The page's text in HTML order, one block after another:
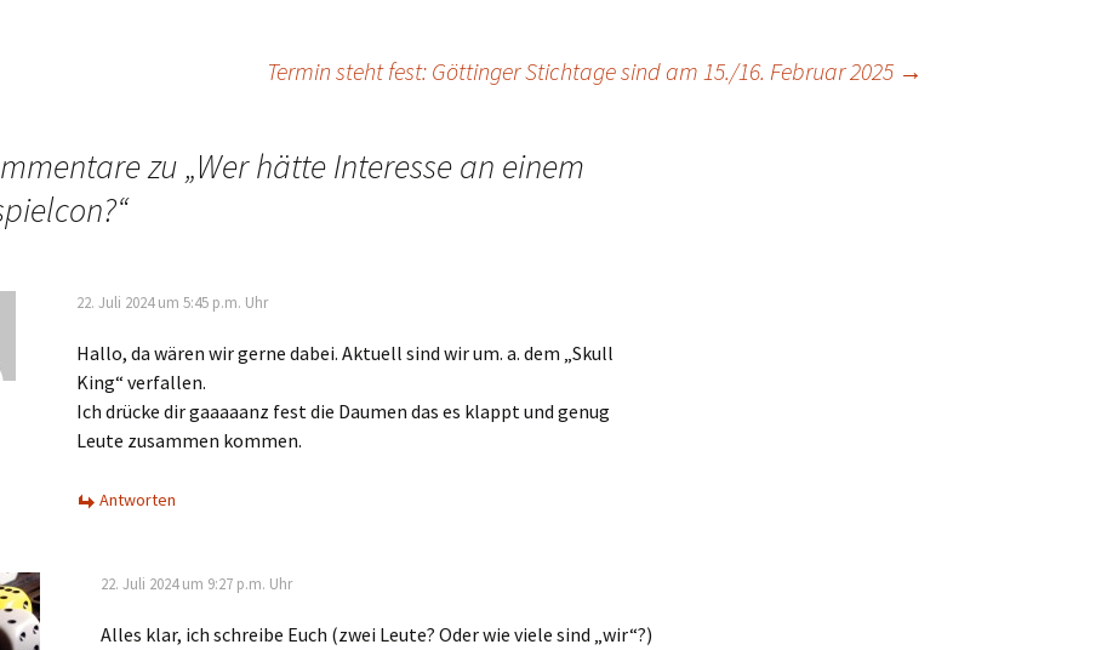
Termin steht fest: Göttinger Stichtage sind am 15./16. Februar 2025 →
zu „Wer hätte Interesse an einem
“
22. Juli 2024 um 5:45 p.m. Uhr
Hallo, da wären wir gerne dabei. Aktuell sind wir um. a. dem „Skull
King“ verfallen.
Ich drücke dir gaaaaanz fest die Daumen das es klappt und genug
Leute zusammen kommen.
Antworten
22. Juli 2024 um 9:27 p.m. Uhr
Alles klar, ich schreibe Euch (zwei Leute? Oder wie viele sind „wir“?)